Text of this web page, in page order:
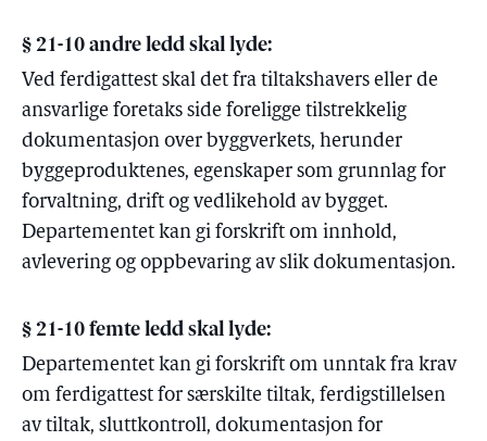
§ 21-10 andre ledd skal lyde:
Ved ferdigattest skal det fra tiltakshavers eller de
ansvarlige foretaks side foreligge tilstrekkelig
dokumentasjon over byggverkets, herunder
byggeproduktenes, egenskaper som grunnlag for
forvaltning, drift og vedlikehold av bygget.
Departementet kan gi forskrift om innhold,
avlevering og oppbevaring av slik dokumentasjon.
§ 21-10 femte ledd skal lyde:
Departementet kan gi forskrift om unntak fra krav
om ferdigattest for særskilte tiltak, ferdigstillelsen
av tiltak, sluttkontroll, dokumentasjon for